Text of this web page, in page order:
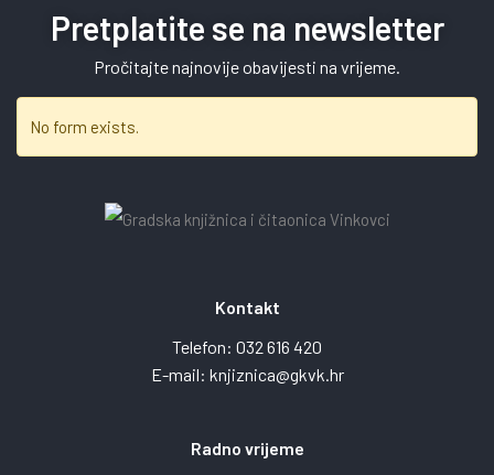
Pretplatite se na newsletter
Pročitajte najnovije obavijesti na vrijeme.
No form exists.
Kontakt
Telefon: 032 616 420
E-mail: knjiznica@gkvk.hr
Radno vrijeme